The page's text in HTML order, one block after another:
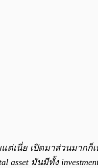
ต่เนี่ย เปิดมาส่วนมากก็
มันมีทั้ง